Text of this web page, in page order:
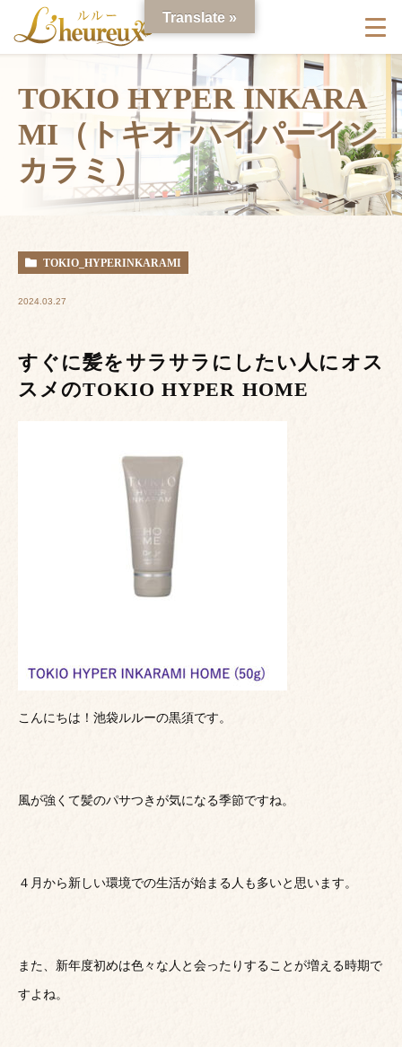
TOKIO HYPER INKARA
MI（トキオ ハイパーイン
カラミ）
TOKIO_HYPERINKARAMI
2024.03.27
すぐに髪をサラサラにしたい人にオス
スメのTOKIO HYPER HOME
こんにちは！池袋ルルーの黒須です。
風が強くて髪のパサつきが気になる季節ですね。
４月から新しい環境での生活が始まる人も多いと思います。
また、新年度初めは色々な人と会ったりすることが増える時期で
すよね。
Translate »